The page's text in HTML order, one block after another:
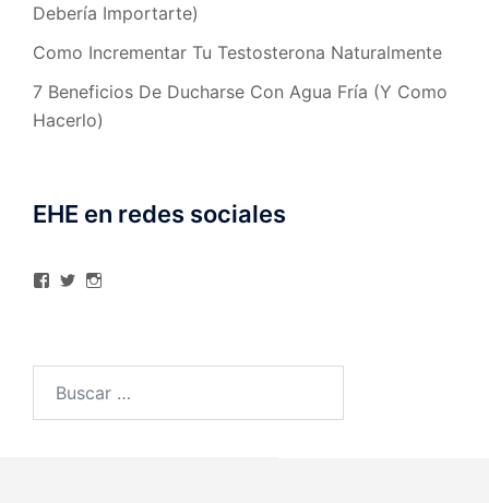
Debería Importarte)
Como Incrementar Tu Testosterona Naturalmente
7 Beneficios De Ducharse Con Agua Fría (Y Como
Hacerlo)
EHE en redes sociales
Ver
Facebook
Ver
TwitterInstagram